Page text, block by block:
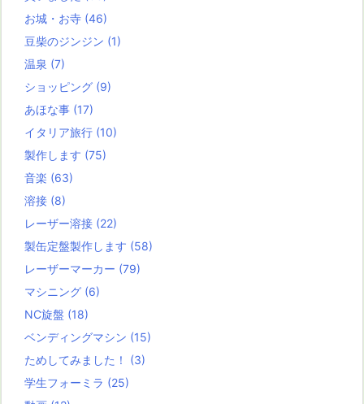
お城・お寺 (46)
豆柴のジンジン (1)
温泉 (7)
ショッピング (9)
あほな事 (17)
イタリア旅行 (10)
製作します (75)
音楽 (63)
溶接 (8)
レーザー溶接 (22)
製缶定盤製作します (58)
レーザーマーカー (79)
マシニング (6)
NC旋盤 (18)
ベンディングマシン (15)
ためしてみました！ (3)
学生フォーミラ (25)